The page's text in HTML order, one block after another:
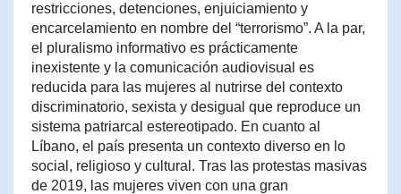
restricciones, detenciones, enjuiciamiento y
encarcelamiento en nombre del “terrorismo”. A la par,
el pluralismo informativo es prácticamente
inexistente y la comunicación audiovisual es
reducida para las mujeres al nutrirse del contexto
discriminatorio, sexista y desigual que reproduce un
sistema patriarcal estereotipado. En cuanto al
Líbano, el país presenta un contexto diverso en lo
social, religioso y cultural. Tras las protestas masivas
de 2019, las mujeres viven con una gran